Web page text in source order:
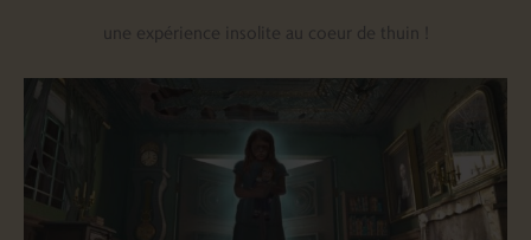
une expérience insolite au coeur de thuin !